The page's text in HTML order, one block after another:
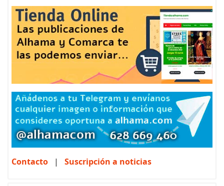
Contacto | Suscripción a noticias